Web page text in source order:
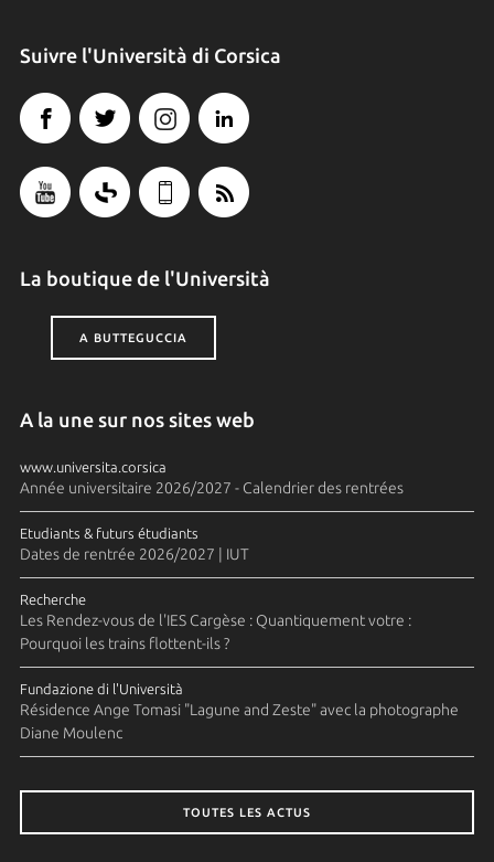
Suivre l'Università di Corsica
La boutique de l'Università
A BUTTEGUCCIA
A la une sur nos sites web
www.universita.corsica
Année universitaire 2026/2027 - Calendrier des rentrées
Etudiants & futurs étudiants
Dates de rentrée 2026/2027 | IUT
Recherche
Les Rendez-vous de l'IES Cargèse : Quantiquement votre :
Pourquoi les trains flottent-ils ?
Fundazione di l'Università
Résidence Ange Tomasi "Lagune and Zeste" avec la photographe
Diane Moulenc
TOUTES LES ACTUS